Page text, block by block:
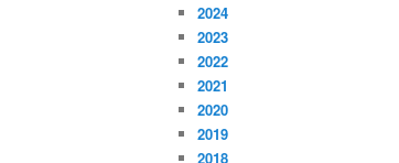
2024
2023
2022
2021
2020
2019
2018